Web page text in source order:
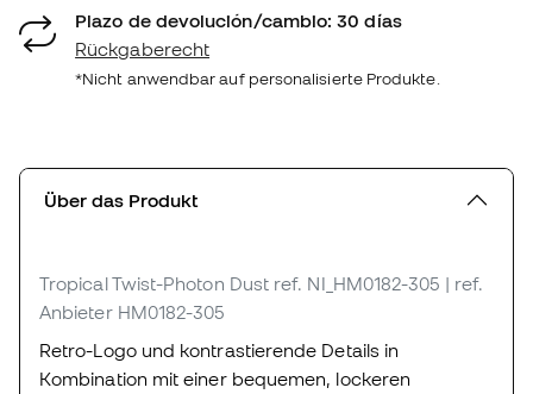
Plazo de devolución/cambio: 30 días
Rückgaberecht
*Nicht anwendbar auf personalisierte Produkte.
Über das Produkt
Tropical Twist-Photon Dust ref. NI_HM0182-305 | ref.
Anbieter HM0182-305
Retro-Logo und kontrastierende Details in
Kombination mit einer bequemen, lockeren